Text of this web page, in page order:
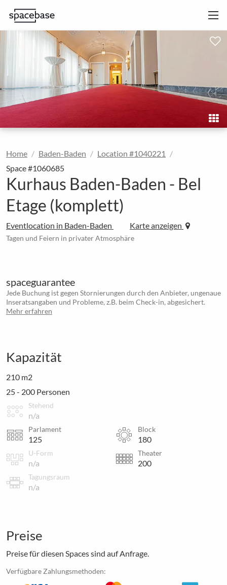
Home Baden-Baden
Location #1040221
Space #1060685
Kurhaus Baden-Baden - Bel
Etage (komplett)
Eventlocation in Baden-Baden Karte anzeigen
Tagen und Feiern in privater Atmosphäre
spaceguarantee
Jede Buchung ist gegen Stornierungen durch den Anbieter, ungenaue
Inseratsangaben und Probleme, z.B. beim Check-in, abgesichert.
Mehr erfahren
Kapazität
210 m2
25 - 200 Personen
Stehend
n/a
Parlament
125
Block
180
U-Form
n/a
Theater
200
Tagungsraum
n/a
Preise
Preise für diesen Spaces sind auf Anfrage.
Verfügbare Zahlungsmethoden: